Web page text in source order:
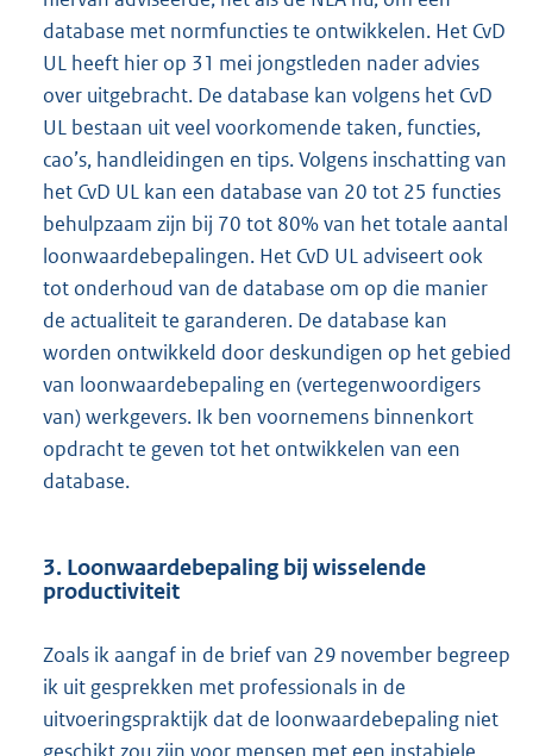
database met normfuncties te ontwikkelen. Het CvD
UL heeft hier op 31 mei jongstleden nader advies
over uitgebracht. De database kan volgens het CvD
UL bestaan uit veel voorkomende taken, functies,
cao’s, handleidingen en tips. Volgens inschatting van
het CvD UL kan een database van 20 tot 25 functies
behulpzaam zijn bij 70 tot 80% van het totale aantal
loonwaardebepalingen. Het CvD UL adviseert ook
tot onderhoud van de database om op die manier
de actualiteit te garanderen. De database kan
worden ontwikkeld door deskundigen op het gebied
van loonwaardebepaling en (vertegenwoordigers
van) werkgevers. Ik ben voornemens binnenkort
opdracht te geven tot het ontwikkelen van een
database.
3. Loonwaardebepaling bij wisselende
productiviteit
Zoals ik aangaf in de brief van 29 november begreep
ik uit gesprekken met professionals in de
uitvoeringspraktijk dat de loonwaardebepaling niet